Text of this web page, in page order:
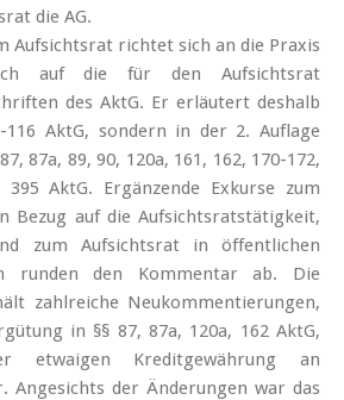
die AG.
Aufsichtsrat richtet sich an die Praxis
auf die für den Aufsichtsrat
des AktG. Er erläutert deshalb
AktG, sondern in der 2. Auflage
87a, 89, 90, 120a, 161, 162, 170-172,
AktG. Ergänzende Exkurse zum
Bezug auf die Aufsichtsratstätigkeit,
zum Aufsichtsrat in öffentlichen
runden den Kommentar ab. Die
zahlreiche Neukommentierungen,
in §§ 87, 87a, 120a, 162 AktG,
etwaigen Kreditgewährung an
Angesichts der Änderungen war das